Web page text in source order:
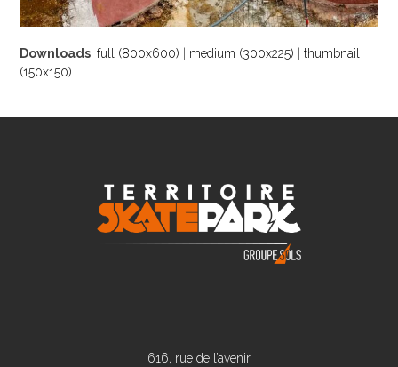
Downloads:full (800x600) medium (300x225) |thumbnail
(150x150)
616, rue de l’avenir